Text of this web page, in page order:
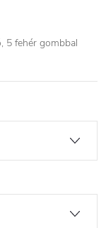
5 fehér gombbal